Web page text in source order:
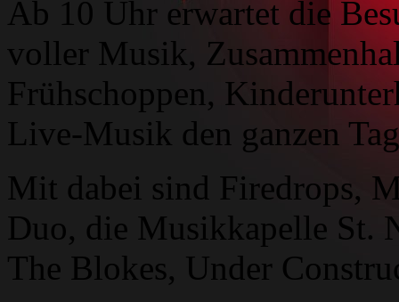
Ab 10 Uhr erwartet die
voller Musik,
Frühschoppen,
Live-Musik den ganzen
Mit dabei sind Firedrops,
Duo, die Musikkapelle St.
The Blokes, Under